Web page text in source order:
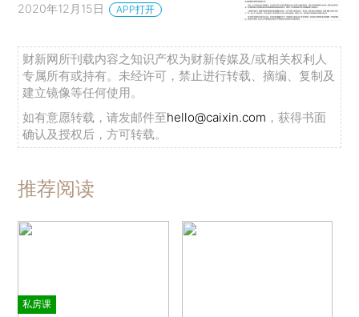
2020年12月15日 APP打开
财新网所刊载内容之知识产权为财新传媒及/或相关权利人
专属所有或持有。未经许可，禁止进行转载、摘编、复制及
建立镜像等任何使用。
如有意愿转载，请发邮件至hello@caixin.com ，获得书面
确认及授权后，方可转载。
推荐阅读
私房课